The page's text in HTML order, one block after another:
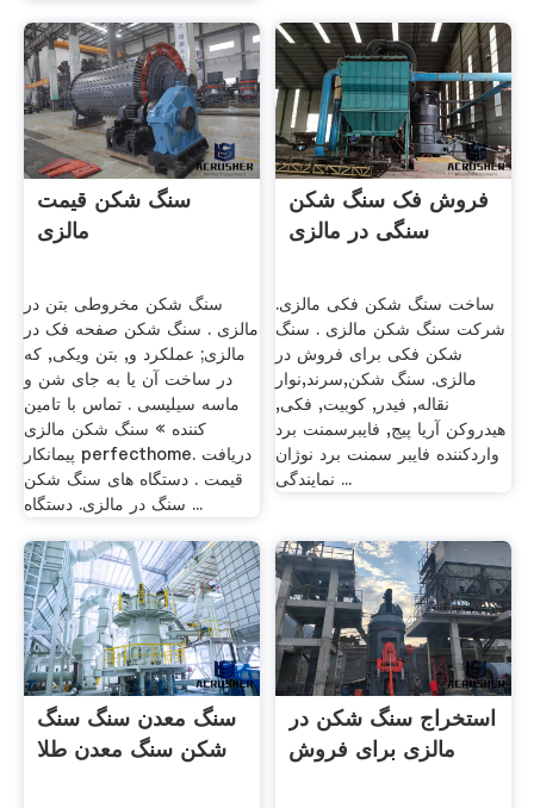
سنگ شکن قیمت
مالزی
سنگ شکن مخروطی بتن در
مالزی . سنگ شکن صفحه فک در
مالزی; عملکرد و, بتن ویکی, که
در ساخت آن یا به جای شن و
ماسه سیلیسی . تماس با تامین
کننده » سنگ شکن مالزی
پیمانکار perfecthome. دریافت
قیمت . دستگاه های سنگ شکن
سنگ در مالزی. دستگاه ...
فروش فک سنگ شکن
سنگی در مالزی
ساخت سنگ شکن فکی مالزی.
شرکت سنگ شکن مالزی . سنگ
شکن فکی برای فروش در
مالزی. سنگ شکن,سرند,نوار
نقاله, فیدر, کوبیت, فکی,
هیدروکن آریا پیج, فایبرسمنت برد
واردکننده فایبر سمنت برد نوژان
نمایندگی ...
سنگ معدن سنگ سنگ
شکن سنگ معدن طلا
استخراج سنگ شکن در
مالزی برای فروش